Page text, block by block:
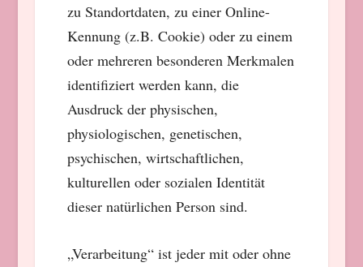
zu Standortdaten, zu einer Online-
Kennung (z.B. Cookie) oder zu einem
oder mehreren besonderen Merkmalen
identifiziert werden kann, die
Ausdruck der physischen,
physiologischen, genetischen,
psychischen, wirtschaftlichen,
kulturellen oder sozialen Identität
dieser natürlichen Person sind.
„Verarbeitung“ ist jeder mit oder ohne